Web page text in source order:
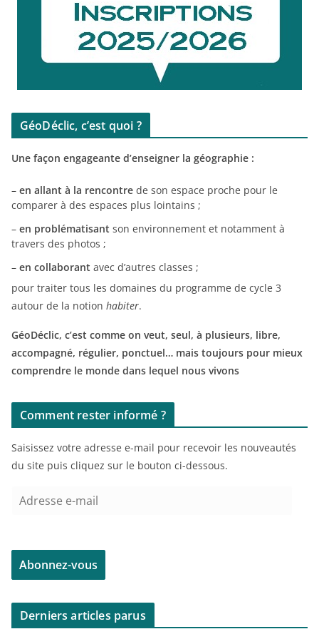
GéoDéclic, c’est quoi ?
Une façon engageante d’enseigner la géographie :
– en allant à la rencontre de son espace proche pour le
comparer à des espaces plus lointains ;
– en problématisant son environnement et notamment à
travers des photos ;
– en collaborant avec d’autres classes ;
pour traiter tous les domaines du programme de cycle 3
autour de la notion habiter.
GéoDéclic, c’est comme on veut, seul, à plusieurs, libre,
accompagné, régulier, ponctuel… mais toujours pour mieux
comprendre le monde dans lequel nous vivons
Comment rester informé ?
Saisissez votre adresse e-mail pour recevoir les nouveautés
du site puis cliquez sur le bouton ci-dessous.
e
s
e
Abonnez-vous
Derniers articles parus